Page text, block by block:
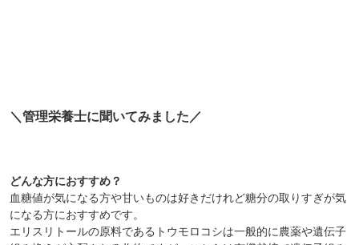
＼管理栄養士に聞いてみました／
どんな方におすすめ？
血糖値が気になる方や甘いものは好きだけれど糖分の取りすぎが気
になる方におすすめです。
エリスリトールの原料であるトウモロコシは一般的に農薬や遺伝子